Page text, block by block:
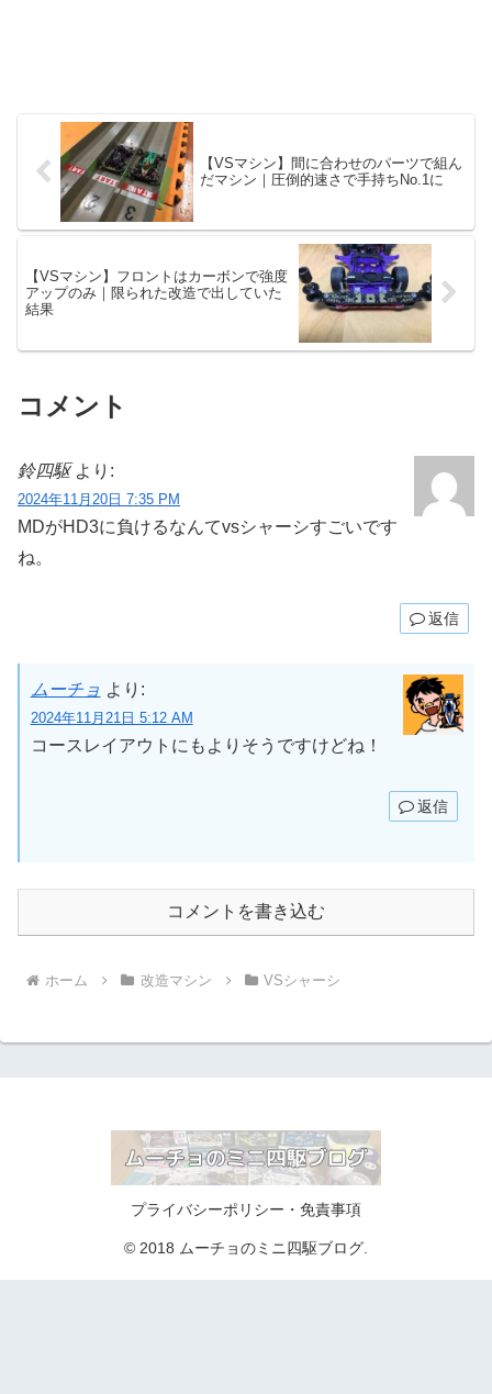
【VSマシン】間に合わせのパーツで組ん
だマシン｜圧倒的速さで手持ちNo.1に
【VSマシン】フロントはカーボンで強度
アップのみ｜限られた改造で出していた
結果
コメント
鈴四駆 より:
2024年11月20日 7:35 PM
MDがHD3に負けるなんてvsシャーシすごいです
ね。
返信
ムーチョ より:
2024年11月21日 5:12 AM
コースレイアウトにもよりそうですけどね！
返信
コメントを書き込む
ホーム 改造マシン VSシャーシ
プライバシーポリシー・免責事項
© 2018 ムーチョのミニ四駆ブログ.